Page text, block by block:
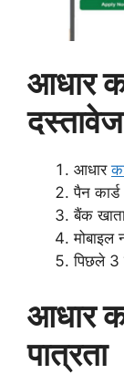
आधार
दस्तावेज
आधार
पैन कार्ड
बैंक
मोबाइल
पिछले 3
आधार
पात्रता